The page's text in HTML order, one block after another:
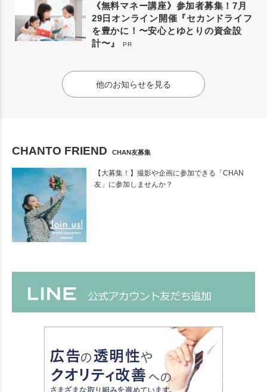
《無料マネー講座》参加者募集！7月
29日オンライン開催『セカンドライフ
を豊かに！〜安心とゆとりの資金設
計〜』
PR
他のお知らせを見る
CHANTO FRIEND CHAN友募集
【大募集！】撮影や企画に参加できる「CHAN
友」に参加しませんか？